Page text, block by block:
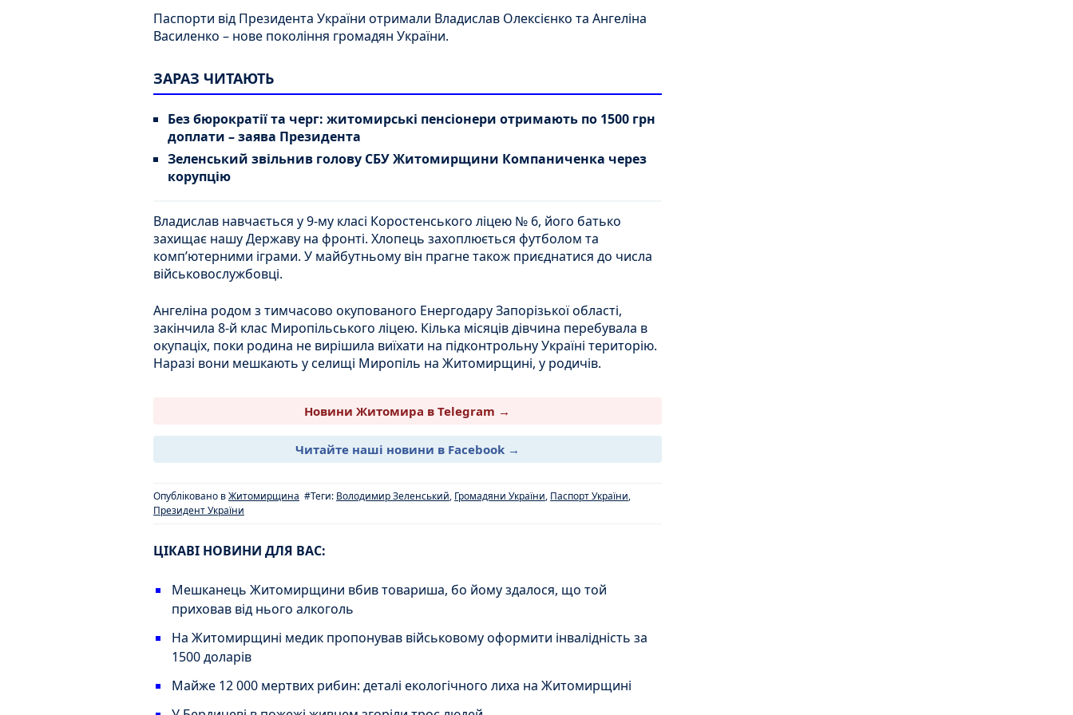
Паспорти від Президента України отримали Владислав Олексієнко та Ангеліна
Василенко – нове покоління громадян України.
ЗАРАЗ ЧИТАЮТЬ
Без бюрократії та черг: житомирські пенсіонери отримають по 1500 грн
доплати – заява Президента
Зеленський звільнив голову СБУ Житомирщини Компаниченка через
корупцію
Владислав навчається у 9-му класі Коростенського ліцею № 6, його батько
захищає нашу Державу на фронті. Хлопець захоплюється футболом та
комп’ютерними іграми. У майбутньому він прагне також приєднатися до числа
військовослужбовці.
Ангеліна родом з тимчасово окупованого Енергодару Запорізької області,
закінчила 8-й клас Миропільського ліцею. Кілька місяців дівчина перебувала в
окупаціх, поки родина не вирішила виїхати на підконтрольну Україні територію.
Наразі вони мешкають у селищі Миропіль на Житомирщині, у родичів.
Новини Житомира в Telegram →
Читайте наші новини в Facebook →
Опубліковано вЖитомирщина #Теги: Володимир Зеленський, Громадяни України, Паспорт України,
Президент України
ЦІКАВІ НОВИНИ ДЛЯ ВАС:
Мешканець Житомирщини вбив товариша, бо йому здалося, що той
приховав від нього алкоголь
На Житомирщині медик пропонував військовому оформити інвалідність за
1500 доларів
Майже 12 000 мертвих рибин: деталі екологічного лиха на Житомирщині